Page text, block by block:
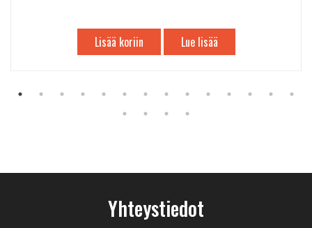
Lisää koriin Lue lisää
Yhteystiedot